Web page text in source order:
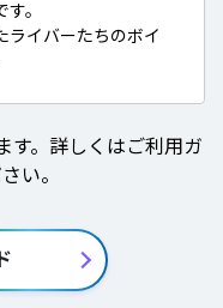
。
ライバーたちのボイ
す。詳しくはご利用ガ
い。